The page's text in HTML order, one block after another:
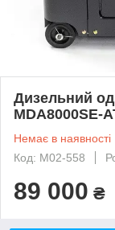
Дизельний
MDA8000SE-
Немає в наявності
Код: M02-558
89 000 ₴